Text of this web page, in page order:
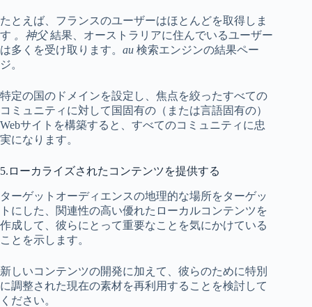
たとえば、フランスのユーザーはほとんどを取得しま
す 。神父結果、オーストラリアに住んでいるユーザー
は多くを受け取ります。 au 検索エンジンの結果ペー
ジ。
特定の国のドメインを設定し、焦点を絞ったすべての
コミュニティに対して国固有の（または言語固有の）
Webサイトを構築すると、すべてのコミュニティに忠
実になります。
5.ローカライズされたコンテンツを提供する
ターゲットオーディエンスの地理的な場所をターゲッ
トにした、関連性の高い優れたローカルコンテンツを
作成して、彼らにとって重要なことを気にかけている
ことを示します。
新しいコンテンツの開発に加えて、彼らのために特別
に調整された現在の素材を再利用することを検討して
ください。